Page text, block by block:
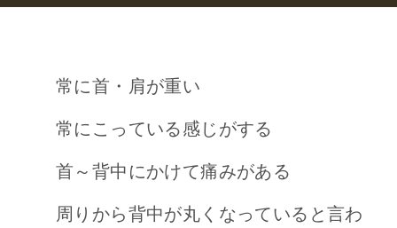
常に首・肩が重い
常にこっている感じがする
首～背中にかけて痛みがある
周りから背中が丸くなっていると言わ